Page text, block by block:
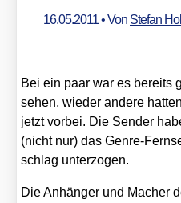
16.05.2011• Von Stefan
Bei ein paar war es bereits
se­hen, wie­der ande­re
jetzt vor­bei. Die Sen­der
(nicht nur) das Gen­re-
schlag unter­zo­gen.
Die Anhän­ger und Macher